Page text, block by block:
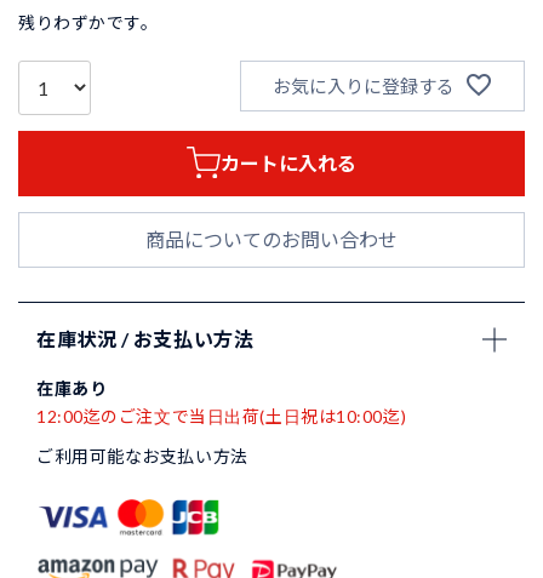
残りわずかです。
お気に入りに登録する
カートに入れる
商品についてのお問い合わせ
在庫状況 / お支払い方法
在庫あり
12:00迄のご注文で当日出荷(土日祝は10:00迄)
ご利用可能なお支払い方法